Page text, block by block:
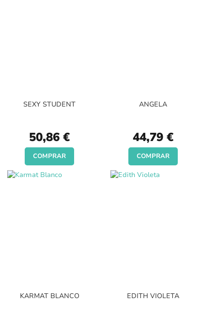
SEXY STUDENT
50,86 €
COMPRAR
ANGELA
44,79 €
COMPRAR
KARMAT BLANCO EDITH VIOLETA